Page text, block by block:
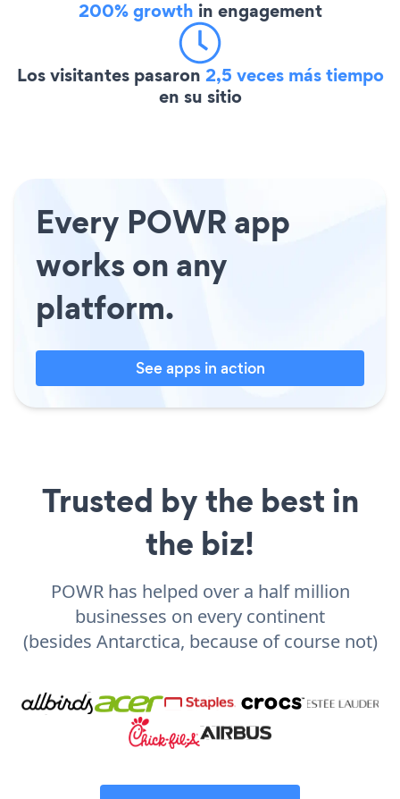
200% growth in engagement
Los visitantes pasaron 2,5 veces más tiempo
en su sitio
Every POWR app
works on any
platform.
See apps in action
Trusted by the best in
the biz!
POWR has helped over a half million
businesses on every continent
(besides Antarctica, because of course not)